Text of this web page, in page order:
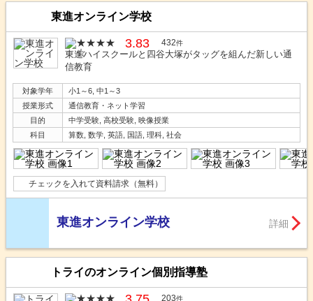
東進オンライン学校
3.83 432件
東進ハイスクールと四谷大塚がタッグを組んだ新しい通
信教育
対象学年
小1～6, 中1～3
授業形式
通信教育・ネット学習
目的
中学受験, 高校受験, 映像授業
科目
算数, 数学, 英語, 国語, 理科, 社会
チェックを入れて資料請求（無料）
東進オンライン学校 詳細
トライのオンライン個別指導塾
203件